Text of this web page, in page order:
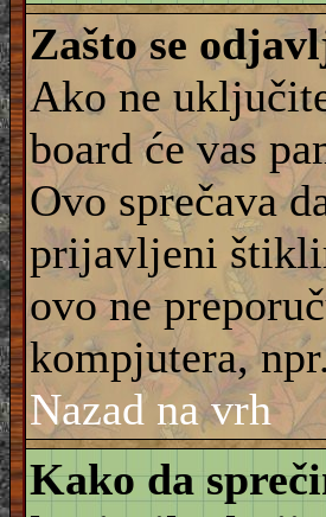
Zašto se
Ako ne
board će vas
Ovo sprečava
prijavljeni
ovo ne
kompjutera,
Nazad na vrh
Kako da